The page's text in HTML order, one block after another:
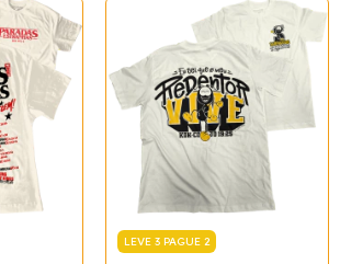
LEVE 3 PAGUE 2